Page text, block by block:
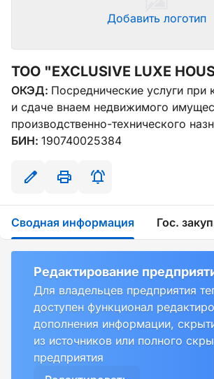
Добавить логотип
ТОО "EXCLUSIVE LUXE
ОКЭД: Посреднические услуги при
и сдаче внаем недвижимого
производственно-технического
БИН: 190740025384
Сводная информация Гос.
Редактирование
Для владельцев предприятия
доступен функционал
дополнения информации,
из источников или полного
предприятия